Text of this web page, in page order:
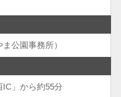
ま公園事務所）
」から約55分